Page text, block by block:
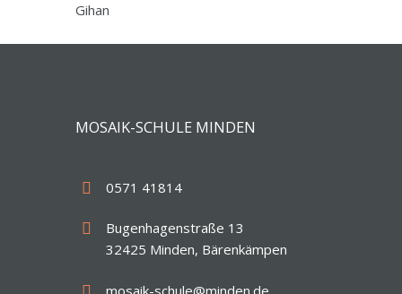
Gihan
MOSAIK-SCHULE MINDEN
0571 41814
Bugenhagenstraße 13
32425 Minden, Bärenkämpen